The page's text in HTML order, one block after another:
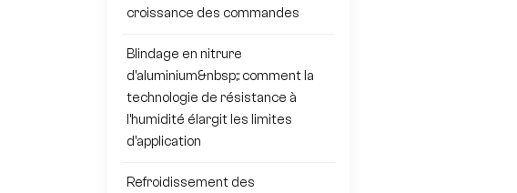
croissance des commandes
Blindage en nitrure
d'aluminium&nbsp;: comment la
technologie de résistance à
l'humidité élargit les limites
d'application
Refroidissement des